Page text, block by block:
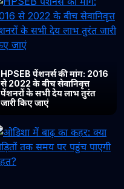
HPSEB पेंशनर्स की मांग: 2016
से 2022 के बीच सेवानिवृत्त
पेंशनरों के सभी देय लाभ तुरंत
जारी किए जाएं